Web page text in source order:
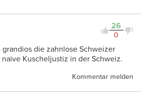
26
0
die zahnlose Schweizer
Kuscheljustiz in der Schweiz.
Kommentar melden